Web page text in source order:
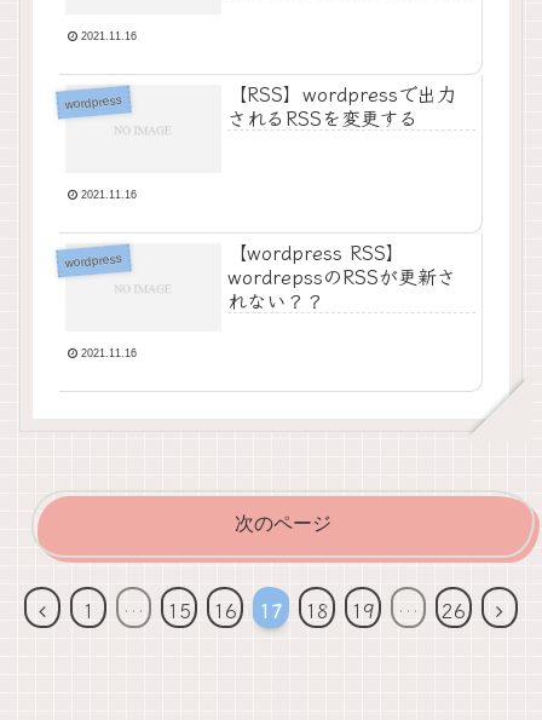
2021.11.16
wordpress
【RSS】wordpressで出力
されるRSSを変更する
2021.11.16
wordpress
【wordpress RSS】
wordrepssのRSSが更新さ
れない？？
2021.11.16
次のページ
前
1 … 15 16 17 18 19 … 26
次